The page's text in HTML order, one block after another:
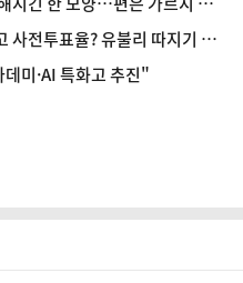
사전투표율? 유불리 따지기 어
미·AI 특화고 추진"